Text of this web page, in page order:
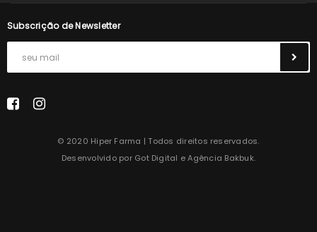
Subscrição de Newsletter
© 2020 Hiper Farma | Todos direitos reservados.
Desenvolvido por Got Digital eAgência Bakbuk.